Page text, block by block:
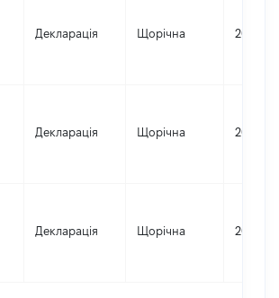
Декларація Щорічна 2024
Декларація Щорічна 2023
Декларація Щорічна 2022